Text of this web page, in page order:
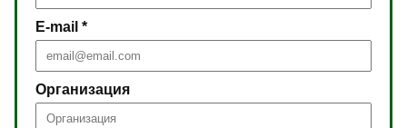
E-mail *
Организация